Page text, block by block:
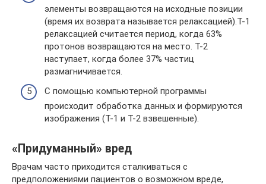
элементы возвращаются на исходные позиции
(время их возврата называется релаксацией).Т-1
релаксацией считается период, когда 63%
протонов возвращаются на место. Т-2
наступает, когда более 37% частиц
размагничивается.
С помощью компьютерной программы
происходит обработка данных и формируются
изображения (Т-1 и Т-2 взвешенные).
«Придуманный» вред
Врачам часто приходится сталкиваться с
предположениями пациентов о возможном вреде,